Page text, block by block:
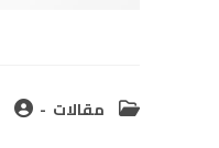
Post مقالات
Post